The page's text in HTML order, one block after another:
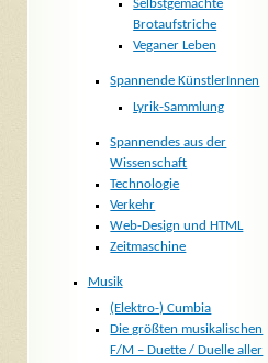
Selbstgemachte
Brotaufstriche
Veganer Leben
Spannende KünstlerInnen
Lyrik-Sammlung
Spannendes aus der
Wissenschaft
Technologie
Verkehr
Web-Design und HTML
Zeitmaschine
Musik
(Elektro-) Cumbia
Die größten musikalischen
F/M – Duette / Duelle aller